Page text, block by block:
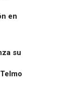
en
su